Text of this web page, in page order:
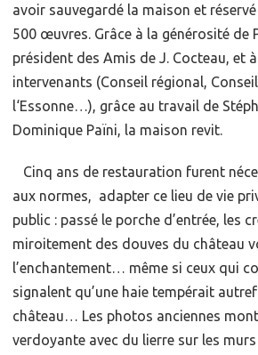
avoir sauvegardé la maison et
500 œuvres. Grâce à la générosité de
président des Amis de J. Cocteau, et
intervenants (Conseil régional,
l‘Essonne…), grâce au travail de
Dominique Païni, la maison revit.
Cinq ans de restauration furent
aux normes, adapter ce lieu de vie
public : passé le porche d’entrée, les
miroitement des douves du château
l’enchantement… même si ceux qui
signalent qu’une haie tempérait
château… Les photos anciennes
verdoyante avec du lierre sur les